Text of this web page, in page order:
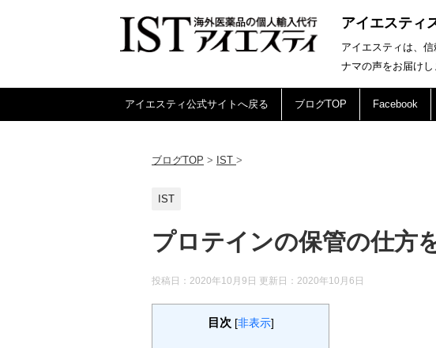
アイエスティ
アイエスティは、
ナマの声をお届け
アイエスティ公式サイトへ戻る ブログTOP Facebook
ブログTOP > IST >
IST
プロテインの保管の仕方
投稿日：2020年10月9日 更新日： 2020年10月6日
目次 [非表示]